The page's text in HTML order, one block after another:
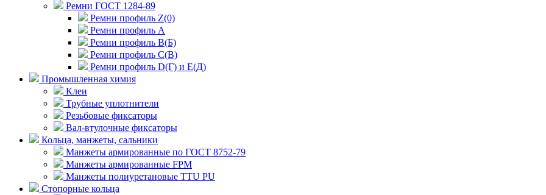
Ремни ГОСТ 1284-89
Ремни профиль Z(0)
Ремни профиль А
Ремни профиль В(Б)
Ремни профиль С(В)
Ремни профиль D(Г) и E(Д)
Промышленная химия
Клеи
Трубные уплотнители
Резьбовые фиксаторы
Вал-втулочные фиксаторы
Кольца, манжеты, сальники
Манжеты армированные по ГОСТ 8752-79
Манжеты армированные FPM
Манжеты полиуретановые TTU PU
Стопорные кольца